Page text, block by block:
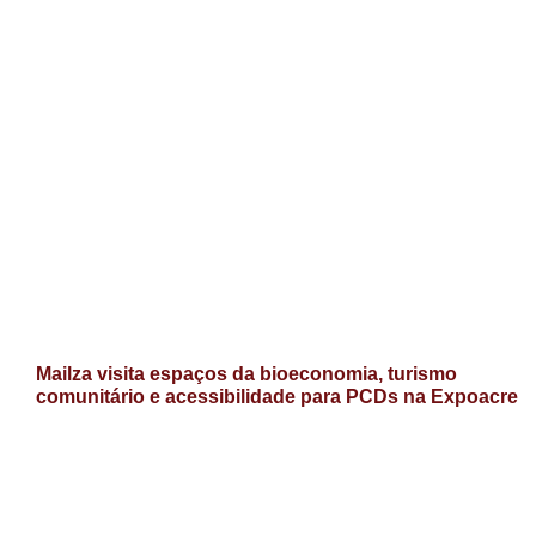
Mailza visita espaços da bioeconomia, turismo
comunitário e acessibilidade para PCDs na Expoacre